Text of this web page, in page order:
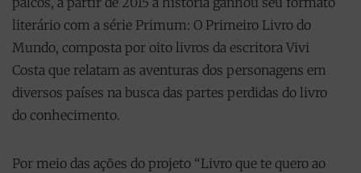
literário com a série Primum: O Primeiro Livro do
Mundo, composta por oito livros da escritora Vivi
Costa que relatam as aventuras dos personagens em
diversos países na busca das partes perdidas do livro
do conhecimento.
Por meio das ações do projeto “Livro que te quero ao